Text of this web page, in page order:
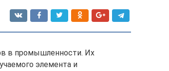
в промышленности. Их
элемента и